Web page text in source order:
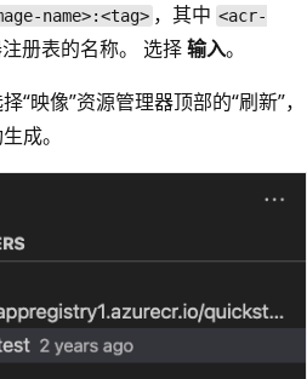
name>:<tag> ，其中 <acr-
册表的名称。 选择输入。
“映像”资源管理器顶部的“刷新”，
成。